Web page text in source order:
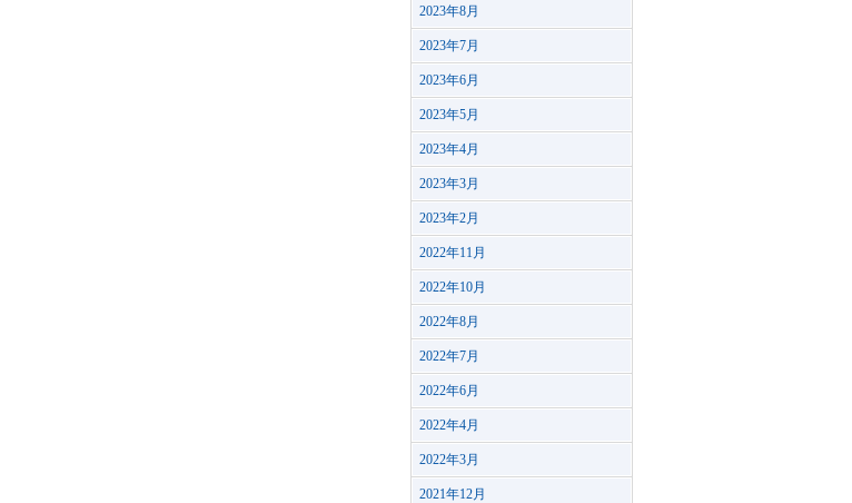
2023年8月
2023年7月
2023年6月
2023年5月
2023年4月
2023年3月
2023年2月
2022年11月
2022年10月
2022年8月
2022年7月
2022年6月
2022年4月
2022年3月
2021年12月